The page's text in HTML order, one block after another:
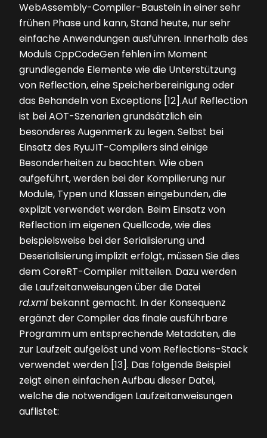
WebAssembly-Compiler-Baustein in einer sehr
frühen Phase und kann, Stand heute, nur sehr
einfache Anwendungen ausführen. Innerhalb des
Moduls CppCodeGen fehlen im Moment
grundlegende Elemente wie die Unterstützung
von Reflection, eine Speicherbereinigung oder
das Behandeln von Exceptions [12].Auf Reflection
ist bei AOT-Szenarien grundsätzlich ein
besonderes Augenmerk zu legen. Selbst bei
Einsatz des RyuJIT-Compilers sind einige
Besonderheiten zu beachten. Wie oben
aufgeführt, werden bei der Kompilierung nur
Module, Typen und Klassen eingebunden, die
explizit verwendet werden. Beim Einsatz von
Reflection im eigenen Quellcode, wie dies
beispielsweise bei der Serialisierung und
Deserialisierung implizit erfolgt, müssen Sie dies
dem CoreRT-Compiler mitteilen. Dazu werden
die Laufzeitanweisungen über die Datei
rd.xml bekannt gemacht. In der Konsequenz
ergänzt der Compiler das finale ausführbare
Programm um entsprechende Metadaten, die
zur Laufzeit aufgelöst und vom Reflections-Stack
verwendet werden [13]. Das folgende Beispiel
zeigt einen einfachen Aufbau dieser Datei,
welche die notwendigen Laufzeitanweisungen
auflistet: